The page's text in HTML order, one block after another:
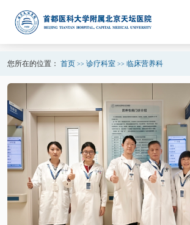
您所在的位置： 首页 >> 诊疗科室>> 临床营养科